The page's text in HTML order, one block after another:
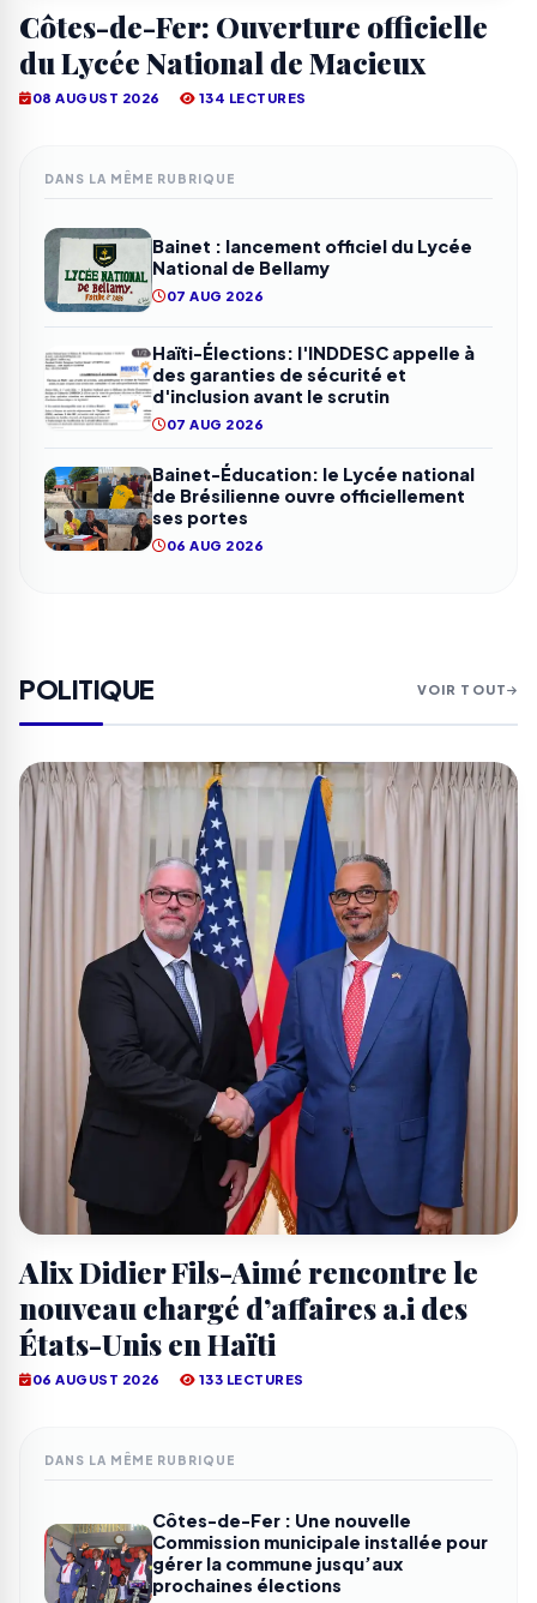
Côtes-de-Fer: Ouverture officielle
du Lycée National de Macieux
08 AUGUST 2026 134 LECTURES
DANS LA MÊME RUBRIQUE
Bainet : lancement officiel du Lycée
National de Bellamy
07 AUG 2026
Haïti-Élections: l'INDDESC appelle à
des garanties de sécurité et
d'inclusion avant le scrutin
07 AUG 2026
Bainet-Éducation: le Lycée national
de Brésilienne ouvre officiellement
ses portes
06 AUG 2026
POLITIQUE VOIR TOUT
Alix Didier Fils-Aimé rencontre le
nouveau chargé d’affaires a.i des
États-Unis en Haïti
06 AUGUST 2026 133 LECTURES
DANS LA MÊME RUBRIQUE
Côtes-de-Fer : Une nouvelle
Commission municipale installée pour
gérer la commune jusqu’aux
prochaines élections